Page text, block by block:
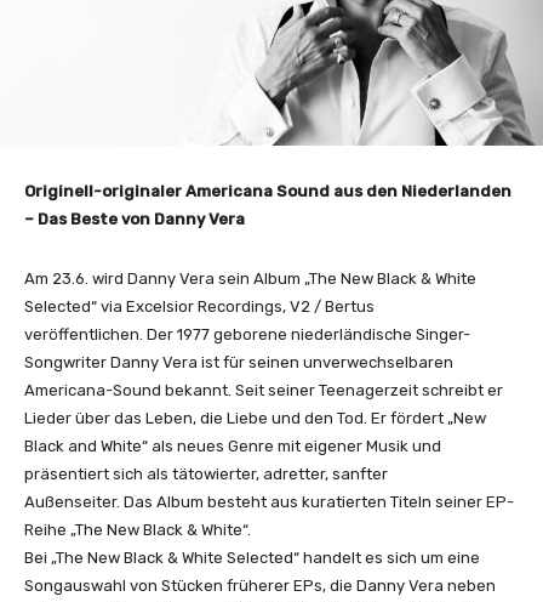
Originell-originaler Americana Sound aus den Niederlanden
– Das Beste von Danny Vera
Am 23.6. wird Danny Vera sein Album „The New Black & White
Selected“ via Excelsior Recordings, V2 / Bertus
veröffentlichen. Der 1977 geborene niederländische Singer-
Songwriter Danny Vera ist für seinen unverwechselbaren
Americana-Sound bekannt. Seit seiner Teenagerzeit schreibt er
Lieder über das Leben, die Liebe und den Tod. Er fördert „New
Black and White“ als neues Genre mit eigener Musik und
präsentiert sich als tätowierter, adretter, sanfter
Außenseiter. Das Album besteht aus kuratierten Titeln seiner EP-
Reihe „The New Black & White“.
Bei „The New Black & White Selected“ handelt es sich um eine
Songauswahl von Stücken früherer EPs, die Danny Vera neben